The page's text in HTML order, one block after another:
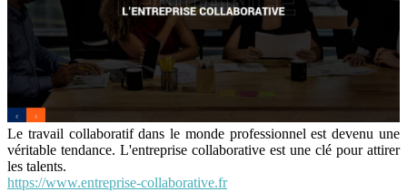
Le travail collaboratif dans le monde professionnel est devenu une
véritable tendance. L'entreprise collaborative est une clé pour attirer
les talents.
https://www.entreprise-collaborative.fr